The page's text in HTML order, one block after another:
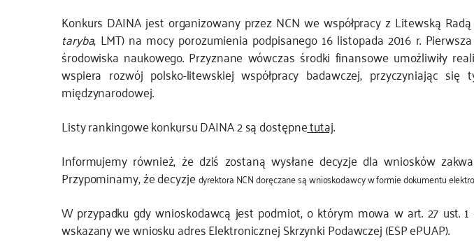
Konkurs DAINA jest organizowany przez NCN we współpracy z Litewską
taryba, LMT) na mocy porozumienia podpisanego 16 listopada 2016 r.
środowiska naukowego. Przyznane wówczas środki finansowe umożliwiły
wspiera rozwój polsko-litewskiej współpracy badawczej, przyczyniając
międzynarodowej.
Listy rankingowe konkursu DAINA 2 są dostępnetutaj.
Informujemy również, że dziś zostaną wysłane decyzje dla wniosków
Przypominamy, że decyzjedyrektora NCN doręczane są wnioskodawcy w formie dokumentu
W przypadku gdy wnioskodawcą jest podmiot, o którym mowa w art. 27 ust.
wskazany we wniosku adres Elektronicznej Skrzynki Podawczej (ESP ePUAP).